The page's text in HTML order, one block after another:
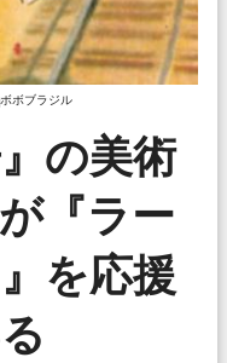
ボボブラジル
の美術
『ラー
を応援